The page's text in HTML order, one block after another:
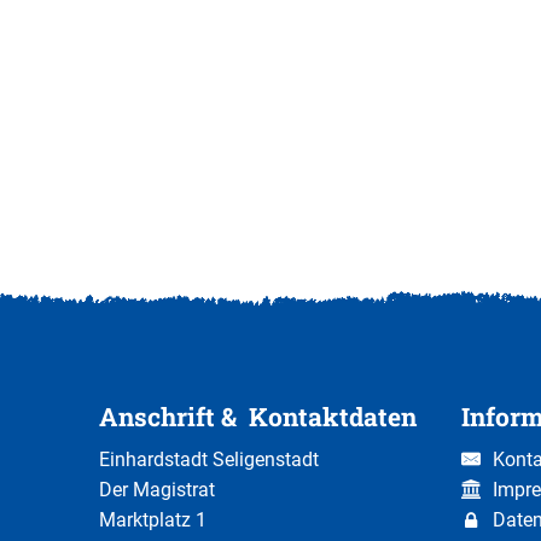
Anschrift & Kontaktdaten
Einhardstadt Seligenstadt
Der Magistrat
Marktplatz 1